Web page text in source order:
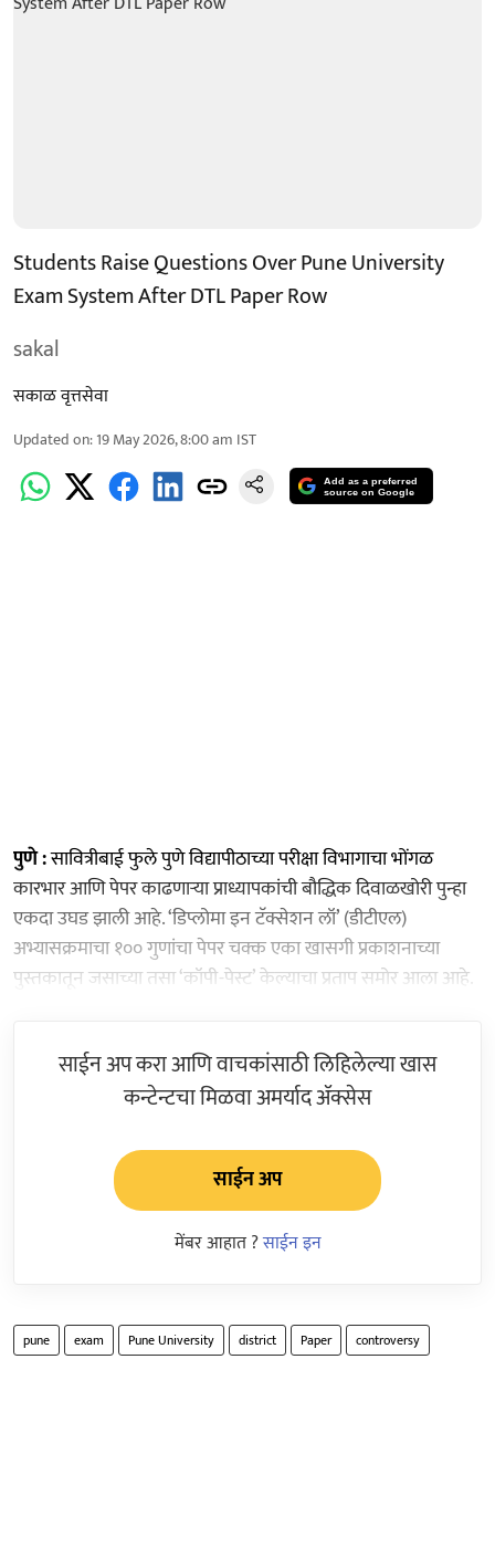
Students Raise Questions Over Pune University
Exam System After DTL Paper Row
sakal
सकाळ वृत्तसेवा
Updated on:19 May 2026, 8:00 am IST
Add as a preferred
source on Google
पुणे :सावित्रीबाई फुले पुणे विद्यापीठाच्या परीक्षा विभागाचा भोंगळ
कारभार आणि पेपर काढणाऱ्या प्राध्यापकांची बौद्धिक दिवाळखोरी पुन्हा
एकदा उघड झाली आहे. ‘डिप्लोमा इन टॅक्सेशन लॉ’ (डीटीएल)
अभ्यासक्रमाचा १०० गुणांचा पेपर चक्क एका खासगी प्रकाशनाच्या
पुस्तकातून जसाच्या तसा ‘कॉपी-पेस्ट’ केल्याचा प्रताप समोर आला आहे.
साईन अप करा आणि वाचकांसाठी लिहिलेल्या खास
कन्टेन्टचा मिळवा अमर्याद ॲक्सेस
साईन अप
मेंबर आहात ?साईन इन
pune exam Pune University district Paper controversy